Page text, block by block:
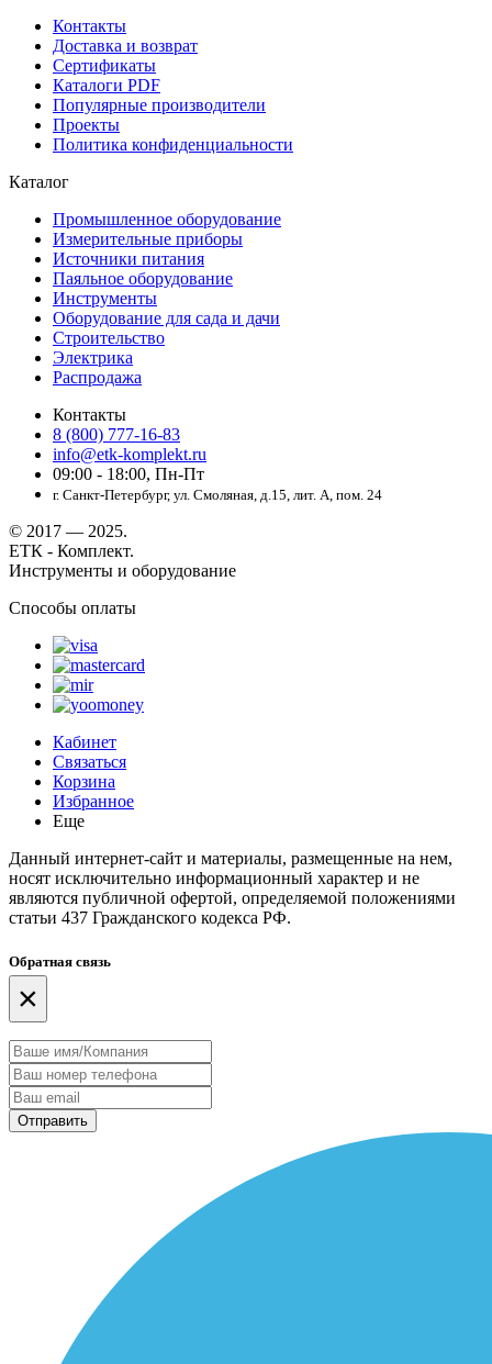
Контакты
Доставка и возврат
Сертификаты
Каталоги PDF
Популярные производители
Проекты
Политика конфиденциальности
Каталог
Промышленное оборудование
Измерительные приборы
Источники питания
Паяльное оборудование
Инструменты
Оборудование для сада и дачи
Строительство
Электрика
Распродажа
Контакты
8 (800) 777-16-83
info@etk-komplekt.ru
09:00 - 18:00, Пн-Пт
г. Санкт-Петербург, ул. Смоляная, д.15, лит. А, пом. 24
© 2017 — 2025.
ЕТК - Комплект.
Инструменты и оборудование
Способы оплаты
Кабинет
Связаться
Корзина
Избранное
Еще
Данный интернет-сайт и материалы, размещенные на нем,
носят исключительно информационный характер и не
являются публичной офертой, определяемой положениями
статьи 437 Гражданского кодекса РФ.
Обратная связь
×
Отправить